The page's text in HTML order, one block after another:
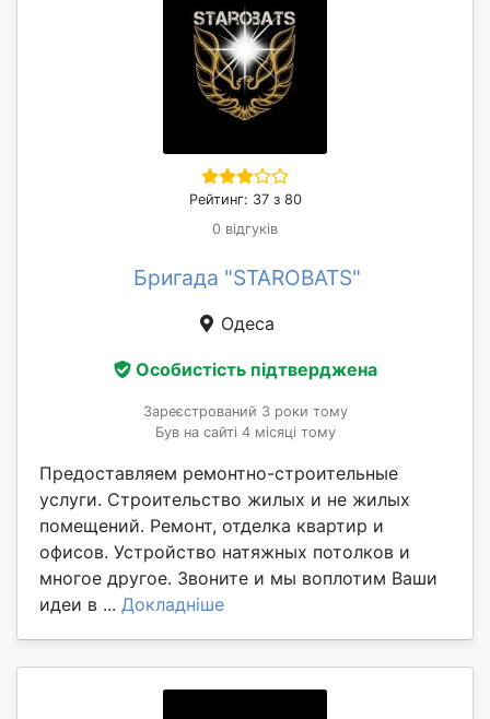
Рейтинг: 37 з 80
0 відгуків
Бригада "STAROBATS"
Одеса
Особистість підтверджена
Зареєстрований 3 роки тому
Був на сайті 4 місяці тому
Предоставляем ремонтно-строительные
услуги. Строительство жилых и не жилых
помещений. Ремонт, отделка квартир и
офисов. Устройство натяжных потолков и
многое другое. Звоните и мы воплотим Ваши
идеи в ... Докладніше